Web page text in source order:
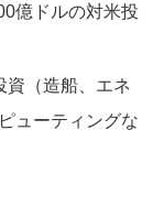
億ドルの対米投
資（造船、エネ
ューティングな